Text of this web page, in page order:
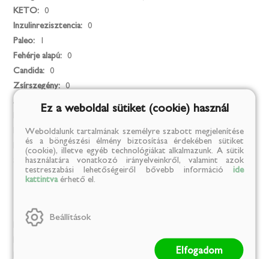
KETO:
0
Inzulinrezisztencia:
0
Paleo:
Fehérje alapú:
0
Candida:
0
Zsírszegény: 0
Alakformálás:
Egészséges életmód: 1
Fitt életmód: 1
Származási hely:
Magyarország
Mesterséges színezék:
Ez a weboldal sütiket (cookie) használ
Weboldalunk tartalmának személyre szabott megjelenítése
és a böngészési élmény biztosítása érdekében sütiket
(cookie), illetve egyéb technológiákat alkalmazunk. A sütik
használatára vonatkozó irányelveinkről, valamint azok
testreszabási lehetőségeiről bővebb információ ide
kattintvaérhető el.
Beállítások
Elfogadom